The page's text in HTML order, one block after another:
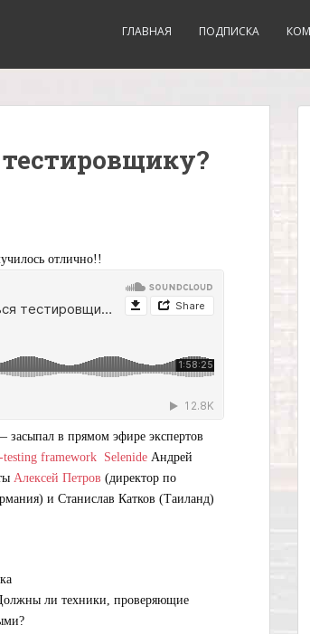
ГЛАВНАЯ ПОДПИСКА
отлично!!
засыпал в прямом эфире экспертов
framework Selenide Андрей
Алексей Петров (директор по
и Станислав Катков (Таиланд)
ли техники, проверяющие